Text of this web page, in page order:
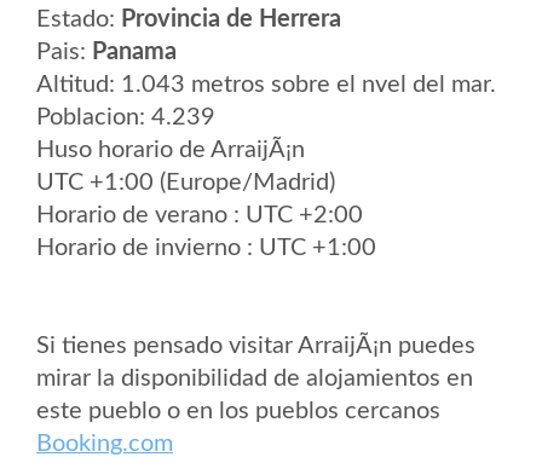
Estado: Provincia de Herrera
Pais: Panama
Altitud: 1.043 metros sobre el nvel del mar.
Poblacion: 4.239
Huso horario de ArraijÃ¡n
UTC +1:00 (Europe/Madrid)
Horario de verano : UTC +2:00
Horario de invierno : UTC +1:00
Si tienes pensado visitar ArraijÃ¡n puedes
mirar la disponibilidad de alojamientos en
este pueblo o en los pueblos cercanos
Booking.com